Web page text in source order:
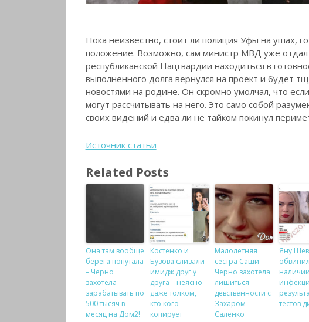
Пока неизвестно, стоит ли полиция Уфы на ушах,
положение. Возможно, сам министр МВД уже отдал
республиканской Нацгвардии находиться в
выполненного долга вернулся на проект и будет
новостями на родине. Он скромно умолчал, что
могут рассчитывать на него. Это само собой
своих видений и едва ли не тайком покинул
Источник статьи
Related Posts
Она там вообще
берега попутала
– Черно
захотела
зарабатывать по
500 тысяч в
месяц на Дом2!
Костенко и
Бузова слизали
имидж друг у
друга – неясно
даже толком,
кто кого
копирует
Малолетняя
сестра Саши
Черно захотела
лишиться
девственности с
Захаром
Саленко
Яну
тестов